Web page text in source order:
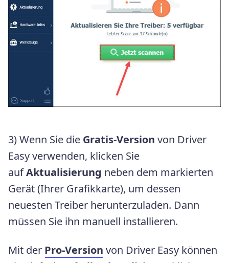
3) Wenn Sie die Gratis-Version von Driver
Easy verwenden, klicken Sie
aufAktualisierung neben dem markierten
Gerät (Ihrer Grafikkarte), um dessen
neuesten Treiber herunterzuladen. Dann
müssen Sie ihn manuell installieren.
Mit der Pro-Version von Driver Easy können